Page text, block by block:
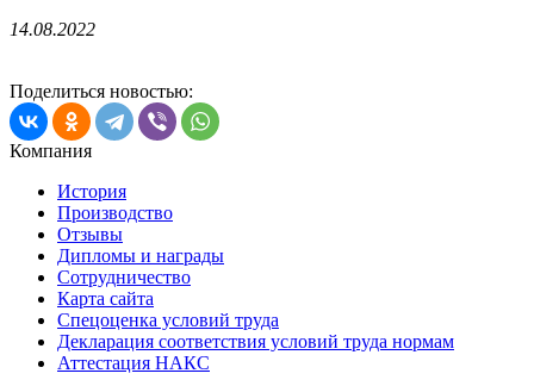
14.08.2022
Поделиться новостью:
Компания
История
Производство
Отзывы
Дипломы и награды
Сотрудничество
Карта сайта
Спецоценка условий труда
Декларация соответствия условий труда нормам
Аттестация НАКС